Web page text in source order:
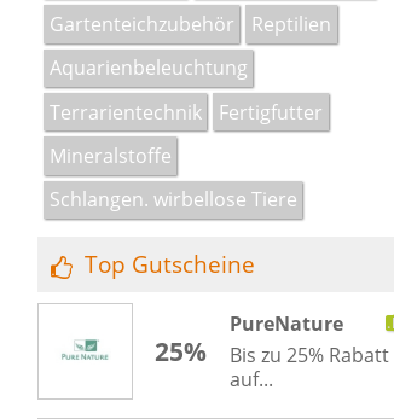
Gartenteichzubehör
Reptilien
Aquarienbeleuchtung
Terrarientechnik
Fertigfutter
Mineralstoffe
Schlangen. wirbellose Tiere
Top Gutscheine
25%
PureNature
Bis zu 25% Rabatt
auf...